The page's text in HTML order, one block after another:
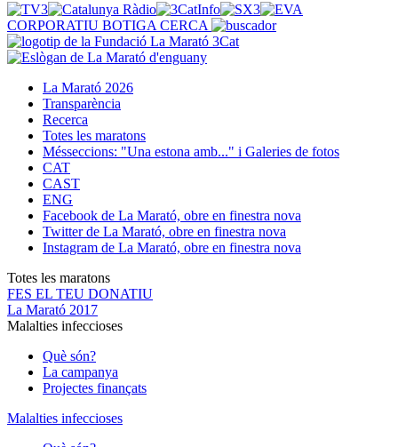
CORPORATIU BOTIGA CERCA
La Marató 2026
Transparència
Recerca
Totes les maratons
Mésseccions: "Una estona amb..." i Galeries de fotos
CAT
CAST
ENG
Facebook de La Marató, obre en finestra nova
Twitter de La Marató, obre en finestra nova
Instagram de La Marató, obre en finestra nova
Totes les maratons
FES EL TEU DONATIU
La Marató 2017
Malalties infeccioses
Què són?
La campanya
Projectes finançats
Malalties infeccioses